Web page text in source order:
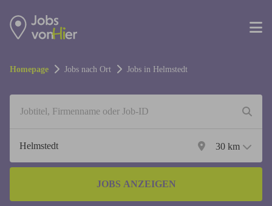
Homepage Jobs nach Ort Jobs in Helmstedt
30 km
JOBS ANZEIGEN